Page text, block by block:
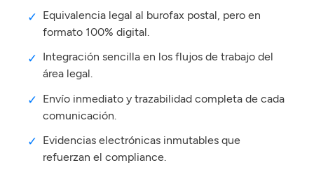
Equivalencia legal al burofax postal, pero en
formato 100% digital.
Integración sencilla en los flujos de trabajo del
área legal.
Envío inmediato y trazabilidad completa de cada
comunicación.
Evidencias electrónicas inmutables que
refuerzan el compliance.